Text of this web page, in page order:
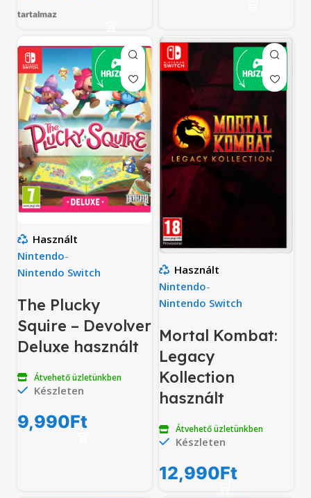
tartalmaz
Használt
Nintendo-
Nintendo Switch
The Plucky
Squire – Devolver
Deluxe használt
Átvehető üzletünkben
Készleten
9,990Ft
Használt
Nintendo-
Nintendo Switch
Mortal Kombat:
Legacy
Kollection
használt
Átvehető üzletünkben
Készleten
12,990Ft